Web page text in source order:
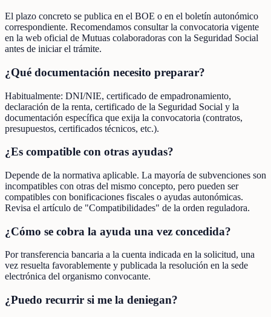
El plazo concreto se publica en el BOE o en el boletín autonómico
correspondiente. Recomendamos consultar la convocatoria vigente
en la web oficial de Mutuas colaboradoras con la Seguridad Social
antes de iniciar el trámite.
¿Qué documentación necesito preparar?
Habitualmente: DNI/NIE, certificado de empadronamiento,
declaración de la renta, certificado de la Seguridad Social y la
documentación específica que exija la convocatoria (contratos,
presupuestos, certificados técnicos, etc.).
¿Es compatible con otras ayudas?
Depende de la normativa aplicable. La mayoría de subvenciones son
incompatibles con otras del mismo concepto, pero pueden ser
compatibles con bonificaciones fiscales o ayudas autonómicas.
Revisa el artículo de "Compatibilidades" de la orden reguladora.
¿Cómo se cobra la ayuda una vez concedida?
Por transferencia bancaria a la cuenta indicada en la solicitud, una
vez resuelta favorablemente y publicada la resolución en la sede
electrónica del organismo convocante.
¿Puedo recurrir si me la deniegan?